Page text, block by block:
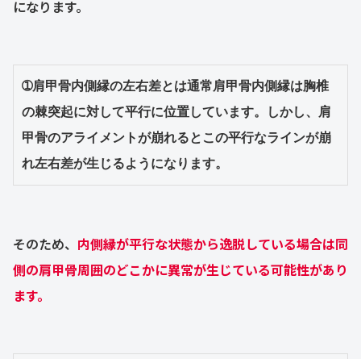
になります。
➀肩甲骨内側縁の左右差とは通常肩甲骨内側縁は胸椎
の棘突起に対して平行に位置しています。しかし、肩
甲骨のアライメントが崩れるとこの平行なラインが崩
れ左右差が生じるようになります。
そのため、 内側縁が平行な状態から逸脱している場合は同
側の肩甲骨周囲のどこかに異常が生じている可能性があり
ます。